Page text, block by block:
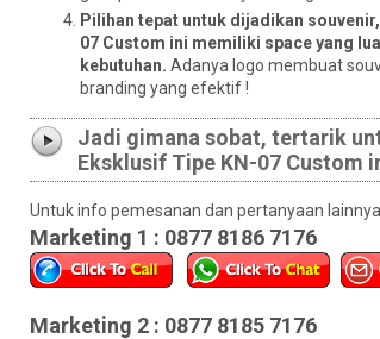
Pilihan tepat untuk dijadikan
07 Custom ini memiliki space yang
kebutuhan. Adanya logo membuat
branding yang efektif !
Jadi gimana sobat, tertarik
Eksklusif Tipe KN-07 Custom
Untuk info pemesanan dan pertanyaan
Marketing 1 : 0877 8186 7176
Marketing 2 : 0877 8185 7176